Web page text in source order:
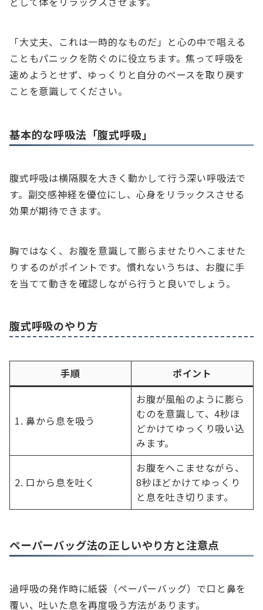
「大丈夫、これは一時的なものだ」と心の中で唱える
こともパニックを防ぐのに役立ちます。焦って呼吸を
速めようとせず、ゆっくりと自分のペースを取り戻す
ことを意識してください。
基本的な呼吸法「腹式呼吸」
腹式呼吸は横隔膜を大きく動かして行う深い呼吸法で
す。副交感神経を優位にし、心身をリラックスさせる
効果が期待できます。
胸ではなく、お腹を意識して膨らませたりへこませた
りするのがポイントです。慣れないうちは、お腹に手
を当てて動きを確認しながら行うと良いでしょう。
腹式呼吸のやり方
手順 ポイント
1. 鼻から息を吸う
お腹が風船のように膨ら
むのを意識して、4秒ほ
どかけてゆっくり吸い込
みます。
2. 口から息を吐く
お腹をへこませながら、
8秒ほどかけてゆっくり
と息を吐き切ります。
ペーパーバッグ法の正しいやり方と注意点
過呼吸の発作時に紙袋（ペーパーバッグ）で口と鼻を
覆い、吐いた息を再度吸う方法があります。